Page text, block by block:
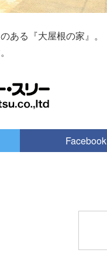
ある『大屋根の家』。
Facebook